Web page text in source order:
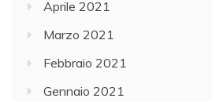
Aprile 2021
Marzo 2021
Febbraio 2021
Gennaio 2021